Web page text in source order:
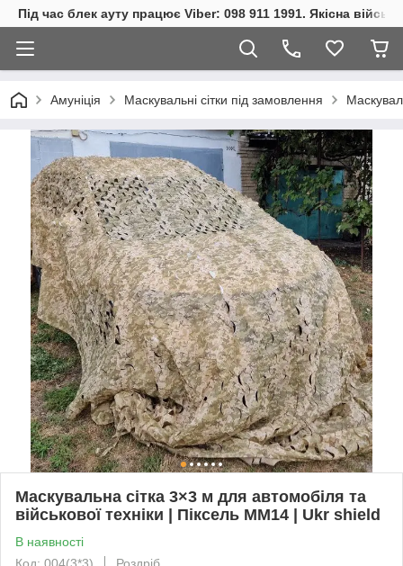
Під час блек ауту працює Viber: 098 911 1991. Якісна
Амуніція Маскувальні сітки під замовлення
Маскувальна сітка 3×3 м для автомобіля та
військової техніки | Піксель ММ14 | Ukr shield
В наявності
Код: 004(3*3)
Роздріб